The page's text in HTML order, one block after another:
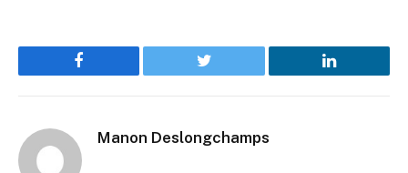
Facebook Twitter LinkedIn
Manon Deslongchamps